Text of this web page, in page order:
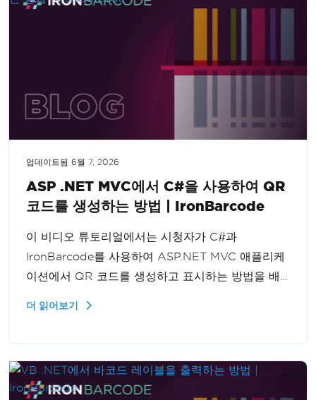
업데이트됨 6월 7, 2026
ASP .NET MVC에서 C#을 사용하여 QR
코드를 생성하는 방법 | IronBarcode
이 비디오 튜토리얼에서는 시청자가 C#과
IronBarcode를 사용하여 ASP.NET MVC 애플리케
이션에서 QR 코드를 생성하고 표시하는 방법을 배
더 읽어보기